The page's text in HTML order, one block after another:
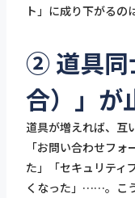
ト」に成り下がるの
② 道具同
合）」が
道具が増えれば、互
「お問い合わせフ
た」「セキュリティ
くなった」……。こ